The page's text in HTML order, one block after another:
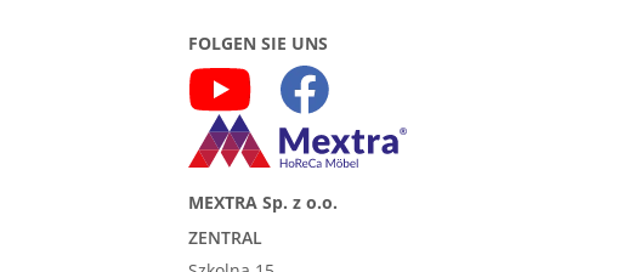
FOLGEN SIE UNS
MEXTRA Sp. z o.o.
ZENTRAL